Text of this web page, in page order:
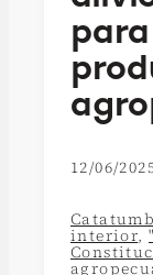
12/06/
interior,